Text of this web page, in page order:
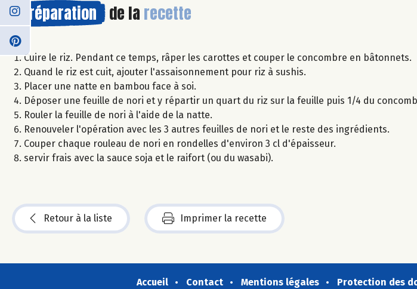
Préparation de la recette
Cuire le riz. Pendant ce temps, râper les carottes et couper le concombre en bâtonnets.
Quand le riz est cuit, ajouter l'assaisonnement pour riz à sushis.
Placer une natte en bambou face à soi.
Déposer une feuille de nori et y répartir un quart du riz sur la feuille puis 1/4 du
Rouler la feuille de nori à l'aide de la natte.
Renouveler l'opération avec les 3 autres feuilles de nori et le reste des ingrédients.
Couper chaque rouleau de nori en rondelles d'environ 3 cl d'épaisseur.
servir frais avec la sauce soja et le raifort (ou du wasabi).
Retour à la liste Imprimer la recette
Accueil Contact Mentions légales Protection des